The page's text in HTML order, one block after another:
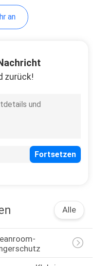
15
an
zurück!
Alle